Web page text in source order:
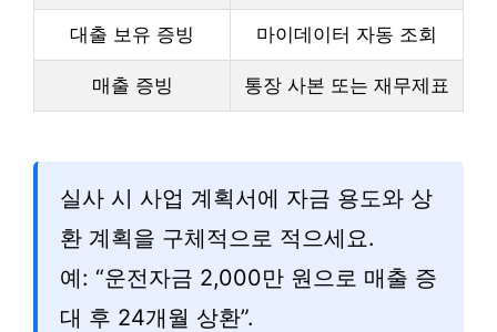
대출 보유 증빙 마이데이터 자동 조회
매출 증빙 통장 사본 또는 재무제표
실사 시 사업 계획서에 자금 용도와 상
환 계획을 구체적으로 적으세요.
예: “운전자금 2,000만 원으로 매출 증
대 후 24개월 상환”.